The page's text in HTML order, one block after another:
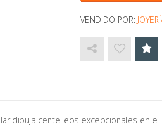
VENDIDO POR:
centelleos excepcionales en el